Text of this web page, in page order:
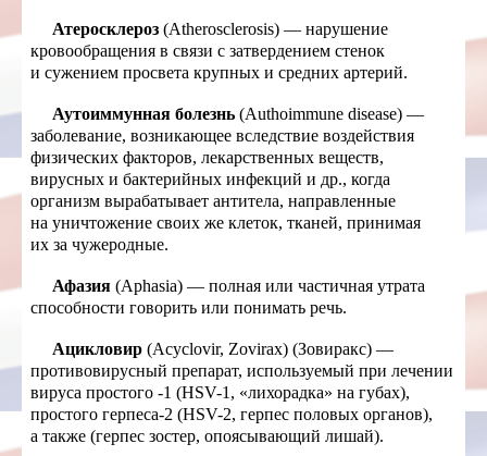
Атеросклероз (Atherosclerosis) — нарушение
кровообращения в связи с затвердением стенок
и сужением просвета крупных и средних артерий.
Аутоиммунная болезнь (Authoimmune disease) —
заболевание, возникающее вследствие воздействия
физических факторов, лекарственных веществ,
вирусных и бактерийных инфекций и др., когда
организм вырабатывает антитела, направленные
на уничтожение своих же клеток, тканей, принимая
их за чужеродные.
Афазия (Aphasia) — полная или частичная утрата
способности говорить или понимать речь.
Ацикловир (Acyclovir, Zovirax) (Зовиракс) —
противовирусный препарат, используемый при лечении
вируса простого -1 (HSV-1, «лихорадка» на губах),
простого герпеса-2 (HSV-2, герпес половых органов),
а также (герпес зостер, опоясывающий лишай).